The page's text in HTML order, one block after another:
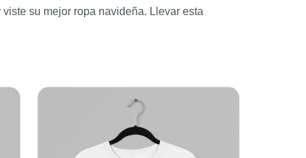
su mejor ropa navideña. Llevar esta